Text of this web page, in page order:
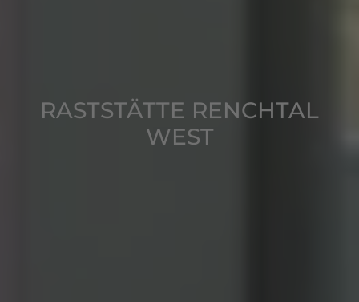
RASTSTÄTTE RENCHTAL
WEST